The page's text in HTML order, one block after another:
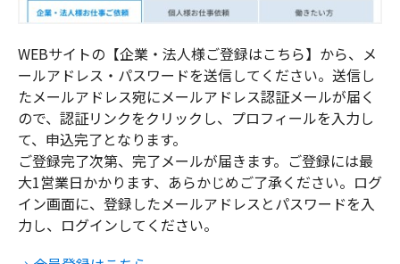
WEBサイトの【企業・法人様ご登録はこちら】から、メ
ールアドレス・パスワードを送信してください。 送信し
たメールアドレス宛にメールアドレス認証メールが届く
ので、認証リンクをクリックし、プロフィールを入力し
て、申込完了となります。
ご登録完了次第、完了メールが届きます。ご登録には最
大1営業日かかります、あらかじめご了承ください。 ログ
イン画面に、登録したメールアドレスとパスワードを入
力し、ログインしてください。